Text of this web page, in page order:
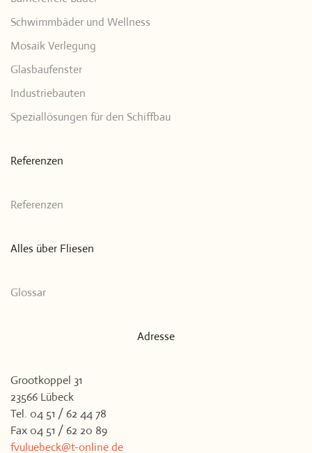
Schwimmbäder und Wellness
Mosaik Verlegung
Glasbaufenster
Industriebauten
Speziallösungen für den Schiffbau
Referenzen
Referenzen
Alles über Fliesen
Glossar
Adresse
Grootkoppel 31
23566 Lübeck
Tel. 04 51 / 62 44 78
Fax 04 51 / 62 20 89
fvuluebeck@t-online.de